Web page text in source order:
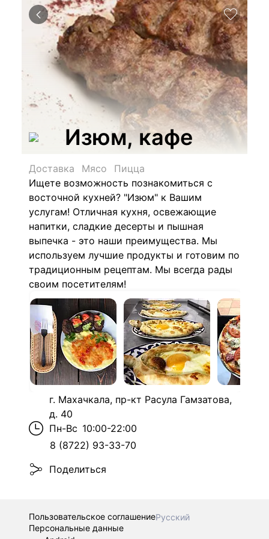
Изюм, кафе
Доставка Мясо
Пицца
Ищете возможность познакомиться с
восточной кухней? "Изюм" к Вашим
услугам! Отличная кухня, освежающие
напитки, сладкие десерты и пышная
выпечка - это наши преимущества. Мы
используем лучшие продукты и готовим по
традиционным рецептам. Мы всегда рады
своим посетителям!
г. Махачкала, пр-кт Расула Гамзатова,
д. 40
Пн-Вс 10:00-22:00
8 (8722) 93-33-70
Поделиться
Пользовательское соглашениеРусский
Персональные данные